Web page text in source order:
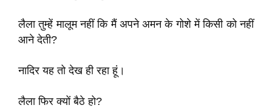
लैला तुम्हें मालूम नहीं कि मैं अपने अमन के गोशे में किसी को नहीं
आने देती?
नादिर यह तो देख ही रहा हूं।
लैला फिर क्यों बैठे हो?